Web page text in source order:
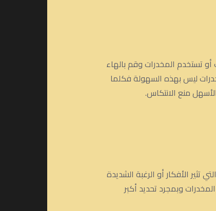
تستخدم المخدرات وقم بالهاء
ليس بهذه السهولة فكلما
منع الانتكاس.
الأفكار أو الرغبة الشديدة
وبمجرد تحديد أكبر